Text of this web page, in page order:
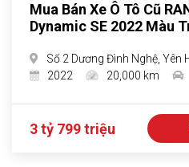
Mua Bán Xe Ô Tô Cũ
Dynamic SE 2022 Màu
Số 2 Dương Đình Nghệ, Yên
2022
20,000 km
3 tỷ 799 triệu